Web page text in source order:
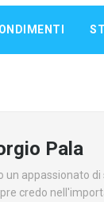
Pala
un appassionato
credo